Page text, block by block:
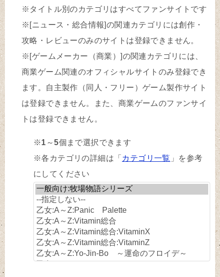
※タイトル別のカテゴリはすべてファンサイトです
※[ニュース・総合情報]の関連カテゴリには創作・
攻略・レビューのみのサイトは登録できません。
※[ゲームメーカー（商業）]の関連カテゴリには、
商業ゲーム関連のオフィシャルサイトのみ登録でき
ます。自主製作（同人・フリー）ゲーム製作サイト
は登録できません。また、商業ゲームのファンサイ
トは登録できません。
※1 ～5個まで選択できます
※各カテゴリの詳細は「 カテゴリ一覧 」を参考
にしてください